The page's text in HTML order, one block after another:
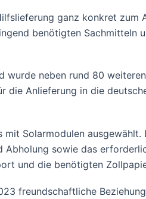
ganz konkret zum
benötigten Sachmitteln
neben rund 80
Anlieferung in die
Solarmodulen
sowie das
und die benötigten
freundschaftliche